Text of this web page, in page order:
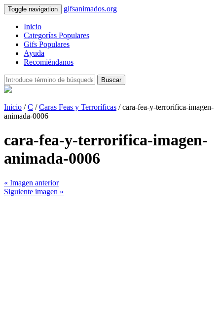
Toggle navigation gifsanimados.org
Inicio
Categorías Populares
Gifs Populares
Ayuda
Recomiéndanos
Buscar
Inicio /C /Caras Feas y Terroríficas / cara-fea-y-terrorifica-imagen-
animada-0006
cara-fea-y-terrorifica-imagen-
animada-0006
« Imagen anterior
Siguiente imagen »